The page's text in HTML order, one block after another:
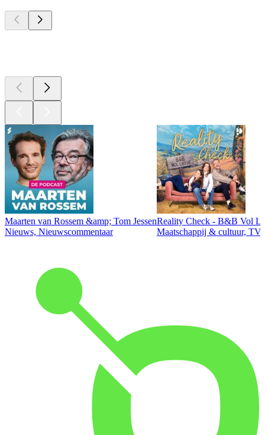
Maarten van Rossem &amp; Tom Jessen
Nieuws, Nieuwscommentaar
Reality Check - B&B Vol
Maatschappij & cultuur,